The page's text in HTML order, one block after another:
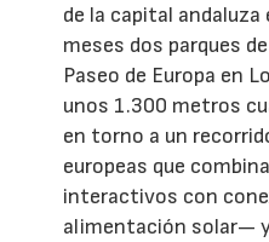
de la capital
meses dos parques
Paseo de Europa en
unos 1.300 metros
en torno a un
europeas que
interactivos con
alimentación solar— y